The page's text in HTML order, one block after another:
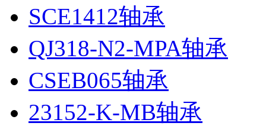
SCE1412轴承
QJ318-N2-MPA轴承
CSEB065轴承
23152-K-MB轴承